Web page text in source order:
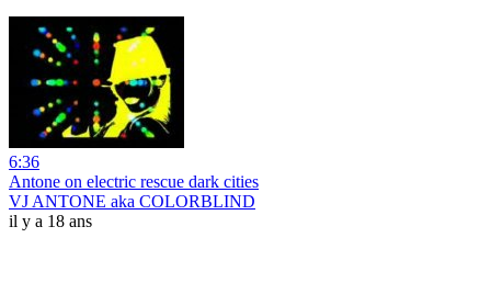
6:36
Antone on electric rescue dark cities
VJ ANTONE aka COLORBLIND
il y a 18 ans